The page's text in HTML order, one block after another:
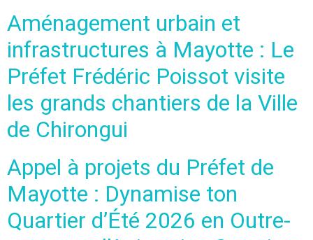
Aménagement urbain et
infrastructures à Mayotte : Le
Préfet Frédéric Poissot visite
les grands chantiers de la Ville
de Chirongui
Appel à projets du Préfet de
Mayotte : Dynamise ton
Quartier d’Été 2026 en Outre-